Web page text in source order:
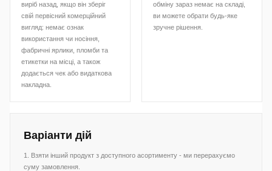
виріб назад, якщо він зберіг
свій первісний комерційний
вигляд: немає ознак
використання чи носіння,
фабричні ярлики, пломби та
етикетки на місці, а також
додається чек або видаткова
накладна.
обміну зараз немає на складі,
ви можете обрати будь-яке
зручне рішення.
Варіанти дій
1. Взяти інший продукт з доступного асортименту - ми перерахуємо
суму замовлення.